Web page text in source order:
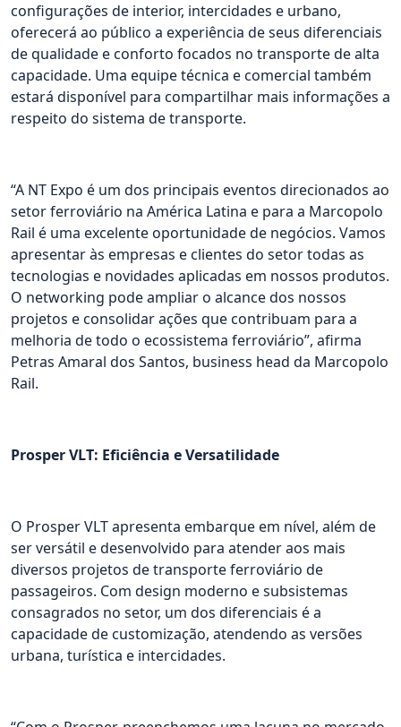
configurações de interior, intercidades e urbano,
oferecerá ao público a experiência de seus diferenciais
de qualidade e conforto focados no transporte de alta
capacidade. Uma equipe técnica e comercial também
estará disponível para compartilhar mais informações a
respeito do sistema de transporte.
“A NT Expo é um dos principais eventos direcionados ao
setor ferroviário na América Latina e para a Marcopolo
Rail é uma excelente oportunidade de negócios. Vamos
apresentar às empresas e clientes do setor todas as
tecnologias e novidades aplicadas em nossos produtos.
O networking pode ampliar o alcance dos nossos
projetos e consolidar ações que contribuam para a
melhoria de todo o ecossistema ferroviário”, afirma
Petras Amaral dos Santos, business head da Marcopolo
Rail.
Prosper VLT: Eficiência e Versatilidade
O Prosper VLT apresenta embarque em nível, além de
ser versátil e desenvolvido para atender aos mais
diversos projetos de transporte ferroviário de
passageiros. Com design moderno e subsistemas
consagrados no setor, um dos diferenciais é a
capacidade de customização, atendendo as versões
urbana, turística e intercidades.